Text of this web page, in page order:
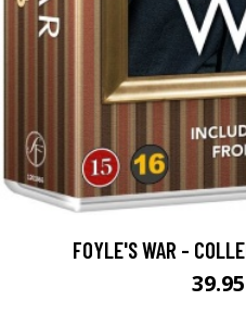
FOYLE'S WAR -